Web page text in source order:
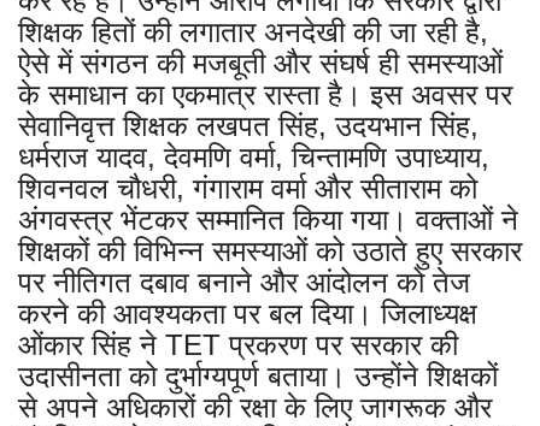
शिक्षक हितों की लगातार अनदेखी की जा रही है,
ऐसे में संगठन की मजबूती और संघर्ष ही समस्याओं
के समाधान का एकमात्र रास्ता है। इस अवसर पर
सेवानिवृत्त शिक्षक लखपत सिंह, उदयभान सिंह,
धर्मराज यादव, देवमणि वर्मा, चिन्तामणि उपाध्याय,
शिवनवल चौधरी, गंगाराम वर्मा और सीताराम को
अंगवस्त्र भेंटकर सम्मानित किया गया। वक्ताओं ने
शिक्षकों की विभिन्न समस्याओं को उठाते हुए सरकार
पर नीतिगत दबाव बनाने और आंदोलन को तेज
करने की आवश्यकता पर बल दिया। जिलाध्यक्ष
ओंकार सिंह ने TET प्रकरण पर सरकार की
उदासीनता को दुर्भाग्यपूर्ण बताया। उन्होंने शिक्षकों
से अपने अधिकारों की रक्षा के लिए जागरूक और